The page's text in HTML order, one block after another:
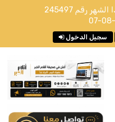
الشهر رقم 245497
07-
سجيل الدخول